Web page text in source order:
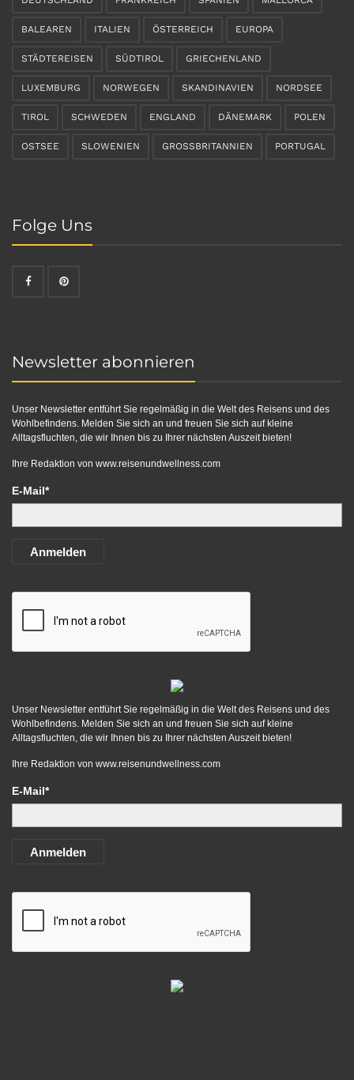
BALEAREN ITALIEN ÖSTERREICH EUROPA
STÄDTEREISEN SÜDTIROL GRIECHENLAND
LUXEMBURG NORWEGEN SKANDINAVIEN NORDSEE
TIROL SCHWEDEN ENGLAND DÄNEMARK POLEN
OSTSEE SLOWENIEN GROSSBRITANNIEN PORTUGAL
Folge Uns
Newsletter abonnieren
Unser Newsletter entführt Sie regelmäßig in die Welt des Reisens und des
Wohlbefindens. Melden Sie sich an und freuen Sie sich auf kleine
Alltagsfluchten, die wir Ihnen bis zu Ihrer nächsten Auszeit bieten!
Ihre Redaktion von www.reisenundwellness.com
E-Mail*
Anmelden
Unser Newsletter entführt Sie regelmäßig in die Welt des Reisens und des
Wohlbefindens. Melden Sie sich an und freuen Sie sich auf kleine
Alltagsfluchten, die wir Ihnen bis zu Ihrer nächsten Auszeit bieten!
Ihre Redaktion von www.reisenundwellness.com
E-Mail*
Anmelden